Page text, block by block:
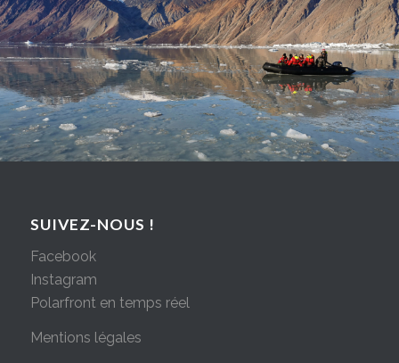
SUIVEZ-NOUS !
Facebook
Instagram
Polarfront en temps réel
Mentions légales